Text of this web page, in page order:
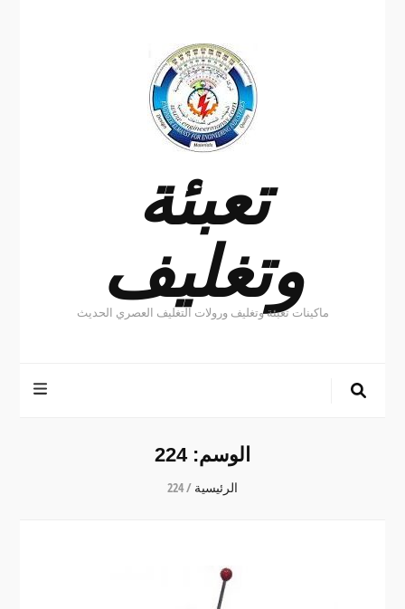
تعبئة
وتغليف
ماكينات تعبئة وتغليف ورولات التغليف العصري الحديث
الوسم:224
الرئيسية /
224